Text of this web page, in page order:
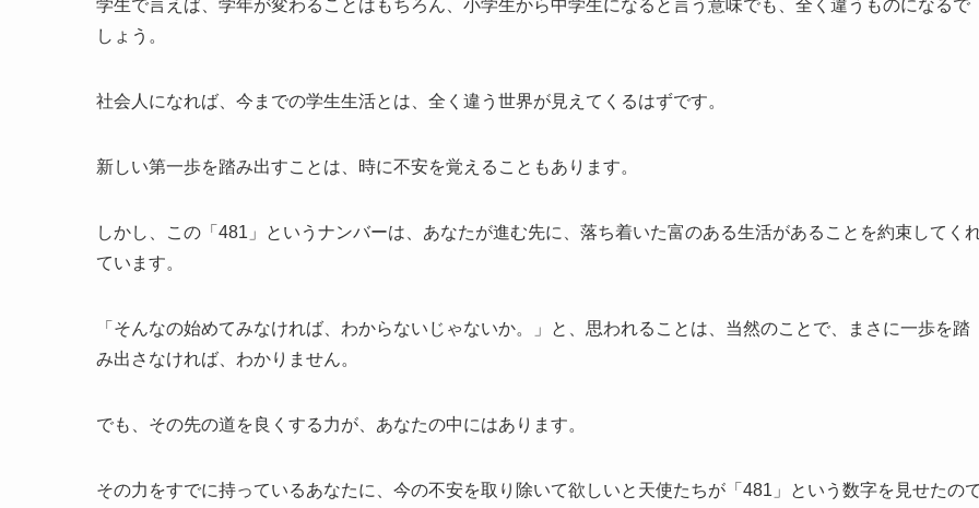
学生で言えば、学年が変わることはもちろん、小学生から中学生になると言う意味でも、全く違うものになるで
しょう。
社会人になれば、今までの学生生活とは、全く違う世界が見えてくるはずです。
新しい第一歩を踏み出すことは、時に不安を覚えることもあります。
しかし、この「481」というナンバーは、あなたが進む先に、落ち着いた富のある生活があることを約束してく
ています。
「そんなの始めてみなければ、わからないじゃないか。」と、思われることは、当然のことで、まさに一歩を踏
み出さなければ、わかりません。
でも、その先の道を良くする力が、あなたの中にはあります。
その力をすでに持っているあなたに、今の不安を取り除いて欲しいと天使たちが「481」という数字を見せたの